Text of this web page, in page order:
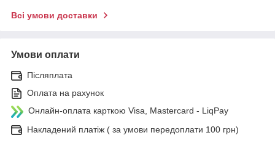
Всі умови доставки
Умови оплати
Післяплата
Оплата на рахунок
Онлайн-оплата карткою Visa, Mastercard - LiqPay
Накладений платіж ( за умови передоплати 100 грн)